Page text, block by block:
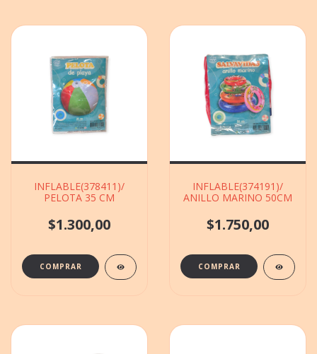
INFLABLE(378411)/
PELOTA 35 CM
$1.300,00
INFLABLE(374191)/
ANILLO MARINO 50CM
$1.750,00